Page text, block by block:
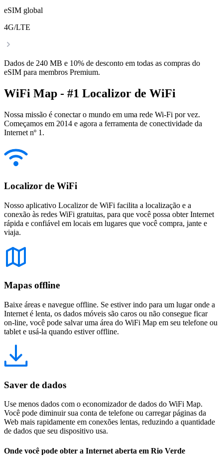
eSIM global
4G/LTE
Dados de 240 MB e 10% de desconto em todas as compras do
eSIM para membros Premium.
WiFi Map - #1 Localizor de WiFi
Nossa missão é conectar o mundo em uma rede Wi-Fi por vez.
Começamos em 2014 e agora a ferramenta de conectividade da
Internet nº 1.
Localizor de WiFi
Nosso aplicativo Localizor de WiFi facilita a localização e a
conexão às redes WiFi gratuitas, para que você possa obter Internet
rápida e confiável em locais em lugares que você compra, jante e
viaja.
Mapas offline
Baixe áreas e navegue offline. Se estiver indo para um lugar onde a
Internet é lenta, os dados móveis são caros ou não consegue ficar
on-line, você pode salvar uma área do WiFi Map em seu telefone ou
tablet e usá-la quando estiver offline.
Saver de dados
Use menos dados com o economizador de dados do WiFi Map.
Você pode diminuir sua conta de telefone ou carregar páginas da
Web mais rapidamente em conexões lentas, reduzindo a quantidade
de dados que seu dispositivo usa.
Onde você pode obter a Internet aberta em Rio Verde